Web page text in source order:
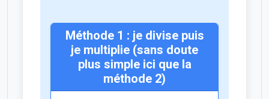
Méthode 1 : je divise puis
je multiplie (sans doute
plus simple ici que la
méthode 2)